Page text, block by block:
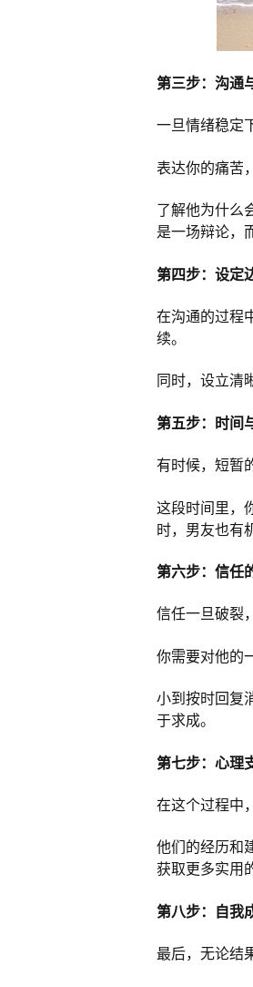
第三步：沟通
一旦情绪稳定
表达你的痛苦
了解他为什么
是一场辩论，
第四步：设定
在沟通的过程
续。
同时，设立清
第五步：时间
有时候，短暂
这段时间里，
时，男友也有
第六步：信任
信任一旦破裂
你需要对他的
小到按时回复
于求成。
第七步：心理
在这个过程中
他们的经历和
获取更多实用
第八步：自我
最后，无论结